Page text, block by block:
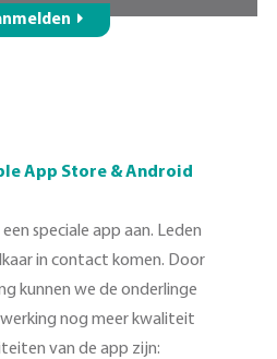
App Store & Android
speciale app aan. Leden
in contact komen. Door
kunnen we de onderlinge
nog meer kwaliteit
van de app zijn: